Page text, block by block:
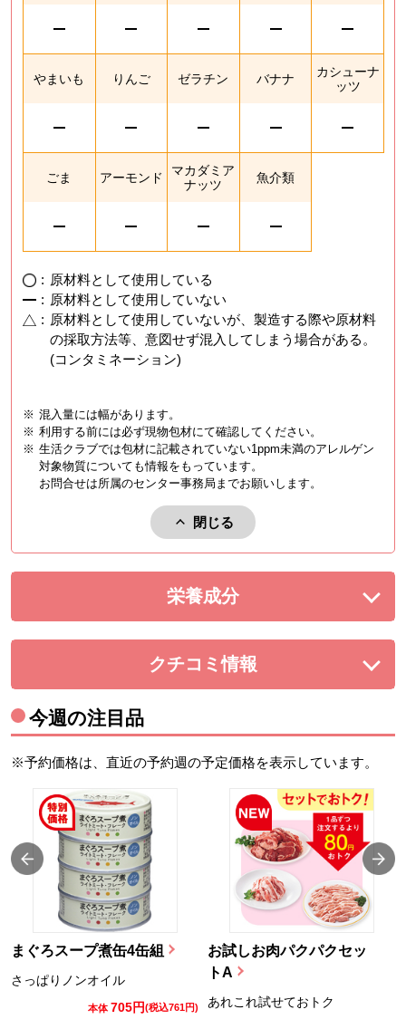
やまいも りんご ゼラチン バナナ
カシューナ
ッツ
ごま アーモンド
マカダミア
ナッツ
魚介類
: 原材料として使用している
: 原材料として使用していない
: 原材料として使用していないが、製造する際や原材料
の採取方法等、意図せず混入してしまう場合がある。
(コンタミネーション)
※ 混入量には幅があります。
※ 利用する前には必ず現物包材にて確認してください。
※ 生活クラブでは包材に記載されていない1ppm未満のアレルゲン
対象物質についても情報をもっています。
お問合せは所属のセンター事務局までお願いします。
閉じる
アレルゲンを閉じる。
栄養成分を展開する。
クチコミ情報
を展開する。
今週の注目品
※予約価格は、直近の予約週の予定価格を表示しています。
まぐろスープ煮缶4缶組
さっぱりノンオイル
本体 705円(税込761円)
お試しお肉パクパクセッ
トA
あれこれ試せておトク